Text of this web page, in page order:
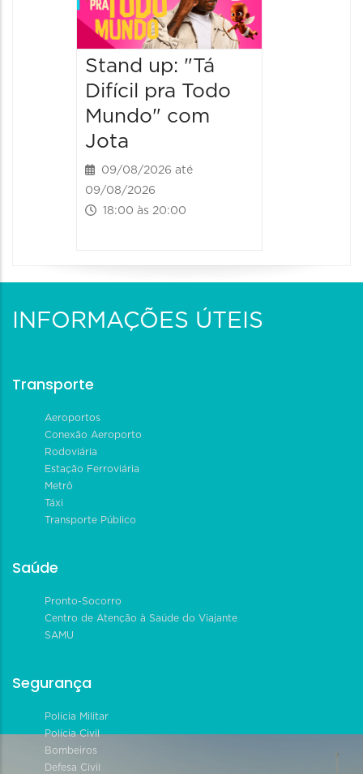
Stand up: "Tá
Difícil pra Todo
Mundo" com
Jota
09/08/2026 até
09/08/2026
18:00 às 20:00
INFORMAÇÕES ÚTEIS
Transporte
Aeroportos
Conexão Aeroporto
Rodoviária
Estação Ferroviária
Metrô
Táxi
Transporte Público
Saúde
Pronto-Socorro
Centro de Atenção à Saúde do Viajante
SAMU
Segurança
Polícia Militar
Polícia Civil
Bombeiros
Defesa Civil